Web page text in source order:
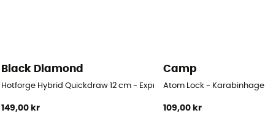
Black Diamond
Hotforge Hybrid Quickdraw 12 cm - Express-sæt
149,00 kr
Camp
Atom Lock - Karabinhage
109,00 kr